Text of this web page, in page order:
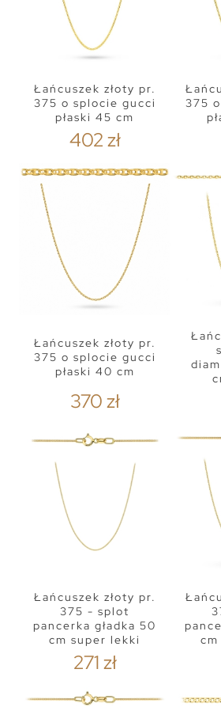
Łańcuszek złoty pr.
375 o splocie gucci
płaski 45 cm
402 zł
375
Łańcuszek złoty pr.
375 o splocie gucci
płaski 40 cm
370 zł
Łańcuszek złoty pr.
375 - splot
pancerka gładka 50
cm super lekki
271 zł